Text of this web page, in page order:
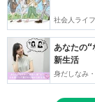
社会人ライフ
あなたの“
新生活
身だしなみ